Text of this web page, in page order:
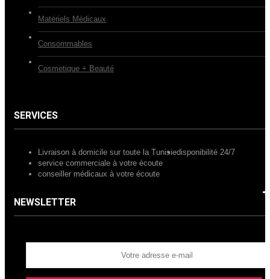
Matériels Médicaux
Consommables
Cosmetique + Beauté
SERVICES
Livraison à domicile sur toute la Tunisiedisponibilité 24/7
service commerciale à votre écoute
conseiller médicaux à votre écoute
NEWSLETTER